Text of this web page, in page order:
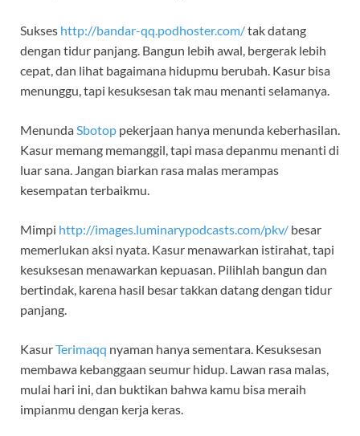
Sukses http://bandar-qq.podhoster.com/tak datang
dengan tidur panjang. Bangun lebih awal, bergerak lebih
cepat, dan lihat bagaimana hidupmu berubah. Kasur bisa
menunggu, tapi kesuksesan tak mau menanti selamanya.
MenundaSbotop pekerjaan hanya menunda keberhasilan.
Kasur memang memanggil, tapi masa depanmu menanti di
luar sana. Jangan biarkan rasa malas merampas
kesempatan terbaikmu.
Mimpi http://images.luminarypodcasts.com/pkv/ besar
memerlukan aksi nyata. Kasur menawarkan istirahat, tapi
kesuksesan menawarkan kepuasan. Pilihlah bangun dan
bertindak, karena hasil besar takkan datang dengan tidur
panjang.
KasurTerimaqq nyaman hanya sementara. Kesuksesan
membawa kebanggaan seumur hidup. Lawan rasa malas,
mulai hari ini, dan buktikan bahwa kamu bisa meraih
impianmu dengan kerja keras.